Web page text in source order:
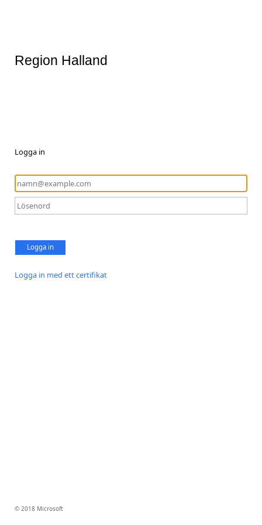
Region Halland
Logga in
Logga in
Logga in med ett certifikat
© 2018 Microsoft